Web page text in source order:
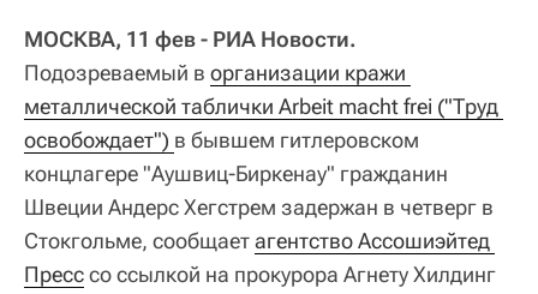
МОСКВА, 11 фев - РИА Новости.
Подозреваемый в организации кражи
металлической таблички Arbeit macht frei ("Труд
освобождает") в бывшем гитлеровском
концлагере "Аушвиц-Биркенау" гражданин
Швеции Андерс Хегстрем задержан в четверг в
Стокгольме, сообщаетагентство Ассошиэйтед
Пресссо ссылкой на прокурора Агнету Хилдинг